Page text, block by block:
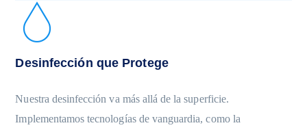
Desinfección que Protege
Nuestra desinfección va más allá de la superficie.
Implementamos tecnologías de vanguardia, como la